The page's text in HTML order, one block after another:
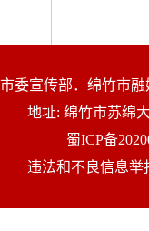
委宣传部．绵竹市
地址: 绵竹市苏
蜀ICP备
违法和不良信息举